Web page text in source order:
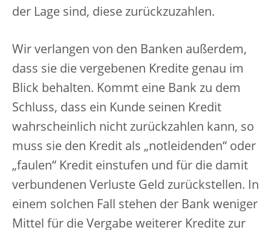
der Lage sind, diese zurückzuzahlen.
Wir verlangen von den Banken außerdem,
dass sie die vergebenen Kredite genau im
Blick behalten. Kommt eine Bank zu dem
Schluss, dass ein Kunde seinen Kredit
wahrscheinlich nicht zurückzahlen kann, so
muss sie den Kredit als „notleidenden“ oder
„faulen“ Kredit einstufen und für die damit
verbundenen Verluste Geld zurückstellen. In
einem solchen Fall stehen der Bank weniger
Mittel für die Vergabe weiterer Kredite zur